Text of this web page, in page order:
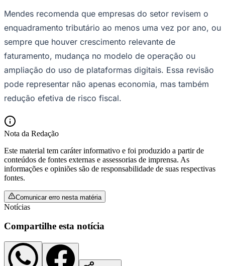
Palmeiras
Mendes recomenda que empresas do setor revisem o
enquadramento tributário ao menos uma vez por ano, ou
sempre que houver crescimento relevante de
faturamento, mudança no modelo de operação ou
ampliação do uso de plataformas digitais. Essa revisão
pode representar não apenas economia, mas também
redução efetiva de risco fiscal.
Nota da Redação
Este material tem caráter informativo e foi produzido a partir de
conteúdos de fontes externas e assessorias de imprensa. As
informações e opiniões são de responsabilidade de suas respectivas
fontes.
Comunicar erro nesta matéria
Notícias
Compartilhe esta notícia